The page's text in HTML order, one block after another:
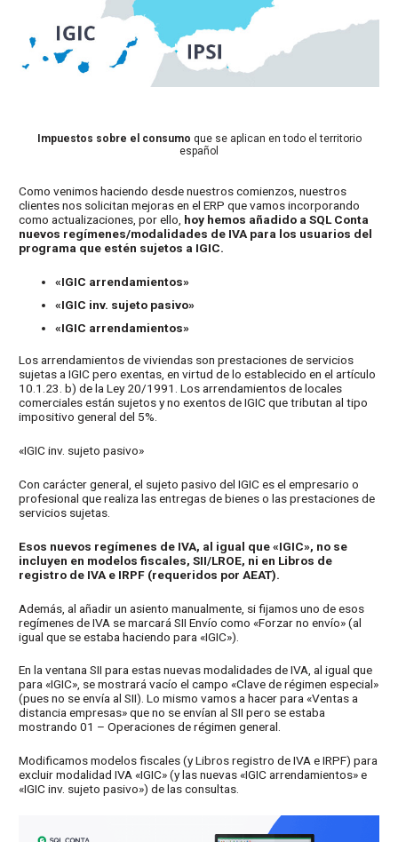
Impuestos sobre el consumo que se aplican en todo el territorio
español
Como venimos haciendo desde nuestros comienzos, nuestros
clientes nos solicitan mejoras en el ERP que vamos incorporando
como actualizaciones, por ello, hoy hemos añadido a SQL Conta
nuevos regímenes/modalidades de IVA para los usuarios del
programa que estén sujetos a IGIC.
«IGIC arrendamientos»
«IGIC inv. sujeto pasivo»
«IGIC arrendamientos»
Los arrendamientos de viviendas son prestaciones de servicios
sujetas a IGIC pero exentas, en virtud de lo establecido en el artículo
10.1.23. b) de la Ley 20/1991. Los arrendamientos de locales
comerciales están sujetos y no exentos de IGIC que tributan al tipo
impositivo general del 5%.
«IGIC inv. sujeto pasivo»
Con carácter general, el sujeto pasivo del IGIC es el empresario o
profesional que realiza las entregas de bienes o las prestaciones de
servicios sujetas.
Esos nuevos regímenes de IVA, al igual que «IGIC», no se
incluyen en modelos fiscales, SII/LROE, ni en Libros de
registro de IVA e IRPF (requeridos por AEAT).
Además, al añadir un asiento manualmente, si fijamos uno de esos
regímenes de IVA se marcará SII Envío como «Forzar no envío» (al
igual que se estaba haciendo para «IGIC»).
En la ventana SII para estas nuevas modalidades de IVA, al igual que
para «IGIC», se mostrará vacío el campo «Clave de régimen especial»
(pues no se envía al SII). Lo mismo vamos a hacer para «Ventas a
distancia empresas» que no se envían al SII pero se estaba
mostrando 01 – Operaciones de régimen general.
Modificamos modelos fiscales (y Libros registro de IVA e IRPF) para
excluir modalidad IVA «IGIC» (y las nuevas «IGIC arrendamientos» e
«IGIC inv. sujeto pasivo») de las consultas.